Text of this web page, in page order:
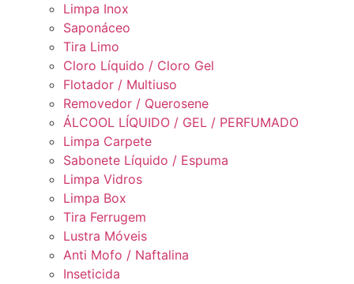
Limpa Inox
Saponáceo
Tira Limo
Cloro Líquido / Cloro Gel
Flotador / Multiuso
Removedor / Querosene
ÁLCOOL LÍQUIDO / GEL / PERFUMADO
Limpa Carpete
Sabonete Líquido / Espuma
Limpa Vidros
Limpa Box
Tira Ferrugem
Lustra Móveis
Anti Mofo / Naftalina
Inseticida